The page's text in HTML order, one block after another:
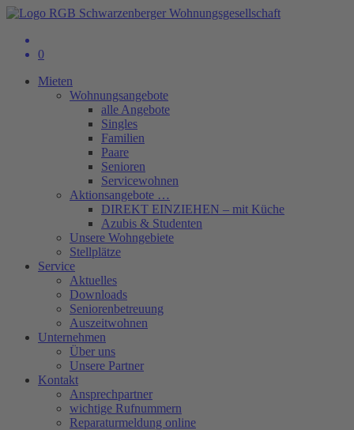
0
Mieten
Wohnungsangebote
alle Angebote
Singles
Familien
Paare
Senioren
Servicewohnen
Aktionsangebote …
DIREKT EINZIEHEN – mit Küche
Azubis & Studenten
Unsere Wohngebiete
Stellplätze
Service
Aktuelles
Downloads
Seniorenbetreuung
Auszeitwohnen
Unternehmen
Über uns
Unsere Partner
Kontakt
Ansprechpartner
wichtige Rufnummern
Reparaturmeldung online